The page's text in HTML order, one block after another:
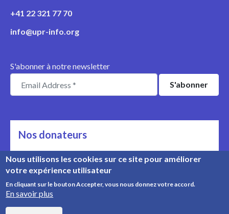
+41 22 321 77 70
info@upr-info.org
S'abonner à notre newsletter
Nos donateurs
Ils nous soutiennent
Rencontrez nos donateurs
Nous utilisons les cookies sur ce site pour améliorer
votre expérience utilisateur
En cliquant sur le bouton Accepter, vous nous donnez votre accord.
En savoir plus